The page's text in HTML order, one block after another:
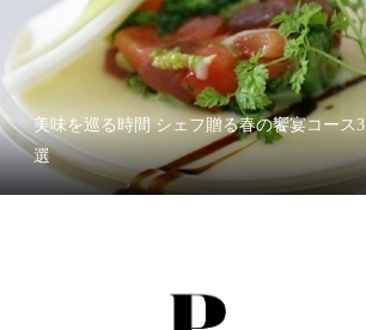
美味を巡る時間 シェフ贈る春の饗宴コース3
選